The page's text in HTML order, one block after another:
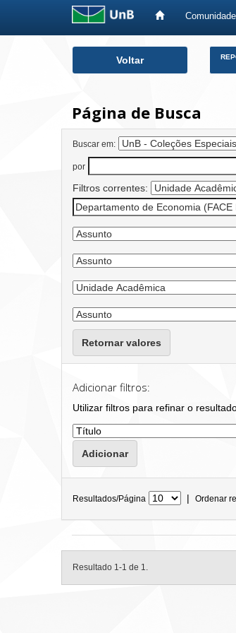
Voltar
Página de Busca
Buscar em:
por
Filtros correntes:
Retornar valores
Adicionar filtros:
Utilizar filtros para refinar o
Resultados/Página | Ordenar
Resultado 1-1 de 1.